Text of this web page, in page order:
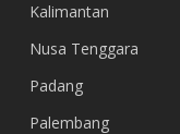
Kalimantan
Nusa Tenggara
Padang
Palembang